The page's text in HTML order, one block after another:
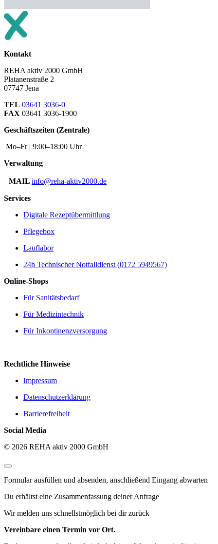
Kontakt
REHA aktiv 2000 GmbH
Platanenstraße 2
07747 Jena
TEL 03641 3036-0
FAX 03641 3036-1900
Geschäftszeiten (Zentrale)
Mo–Fr | 9:00–18:00 Uhr
Verwaltung
MAIL info@reha-aktiv2000.de
Services
Digitale Rezeptübermittlung
Pflegebox
Lauflabor
24h Technischer Notfalldienst (0172 5949567)
Online-Shops
Für Sanitätsbedarf
Für Medizintechnik
Für Inkontinenzversorgung
Rechtliche Hinweise
Impressum
Datenschutzerklärung
Barrierefreiheit
Social Media
© 2026 REHA aktiv 2000 GmbH
Formular ausfüllen und absenden, anschließend Eingang abwarten
Du erhältst eine Zusammenfassung deiner Anfrage
Wir melden uns schnellstmöglich bei dir zurück
Vereinbare einen Termin vor Ort.